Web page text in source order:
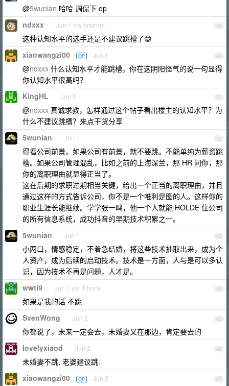
@5wunian 哈哈 调侃下 op
39
ndxxx Jun 1 via Android
这种认知水平的选手还是不建议跳槽了😅
40
xiaowangzi00 OP Jun 1
@ndxxx 什么认知水平才能跳槽，你在这阴阳怪气的说一句显得
你认知水平很高吗？
41
KingHL Jun 1
@ndxxx 真诚求教，怎样通过这个帖子看出楼主的认知水平？为
什么不建议跳槽？来点干货分享
42
5wunian Jun 1
得看公司前景。如果公司有前景，就不要跳。不能单纯为薪资跳
槽。如果公司管理混乱，比如之前的上海深兰，那 HR 问你，那
你的离职理由就显得正当了。
这在后期的求职过期相当关键，给出一个正当的离职理由，并且
通过这样的方式告诉公司，你不是一个唯利是图的人。这样你的
职业生涯长能继续。学学张一鸣，他一个人就能 HOLDE 住公司
的所有信息系统，成功抖音的早期技术积累之一。
43
5wunian Jun 1
小两口，情感稳定，不着急结婚，将这些技术抽取出来，成为个
人资产，成为后续的启动技术。技术是一方面，人与是可以多认
识，因为技术不再是问题，人才是。
44
wwti9 Jun 1 via iPhone
如果是我的话 不跳
45
SvenWong Jun 2
你都说了，未来一定会去，未婚妻又在那边，肯定要去的
46
lovelyxiaod Jun 2
未婚妻不跳, 老婆建议跳.
47
xiaowangzi00 OP Jun 2